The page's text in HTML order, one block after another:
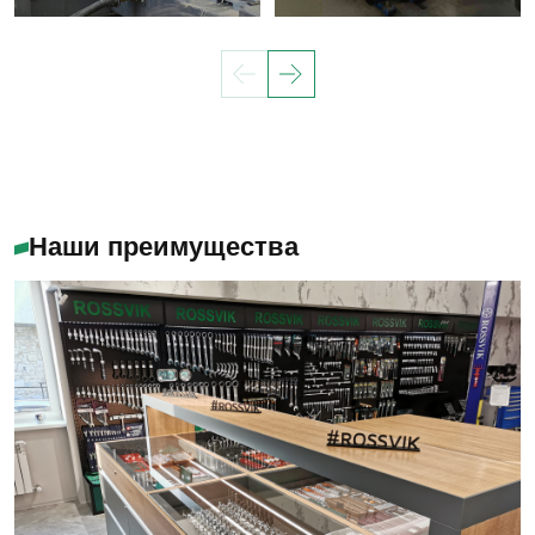
Наши преимущества